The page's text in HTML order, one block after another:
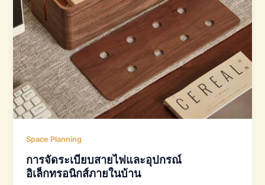
Space Planning
การจัดระเบียบสายไฟและอุปกรณ์
อิเล็กทรอนิกส์ภายในบ้าน